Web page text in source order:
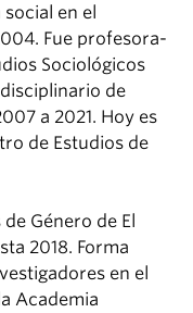
en el
Fue profesora-
Sociológicos
de
a 2021. Hoy es
de Estudios de
Género de El
2018. Forma
en el
Academia